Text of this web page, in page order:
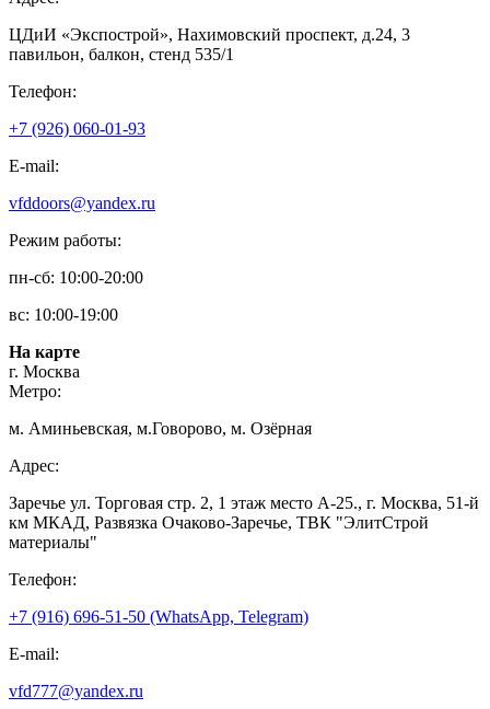
ЦДиИ «Экспострой», Нахимовский проспект, д.24, 3
павильон, балкон, стенд 535/1
Телефон:
+7 (926) 060-01-93
E-mail:
vfddoors@yandex.ru
Режим работы:
пн-сб: 10:00-20:00
вс: 10:00-19:00
На карте
г. Москва
Метро:
м. Аминьевская, м.Говорово, м. Озёрная
Адрес:
Заречье ул. Торговая стр. 2, 1 этаж место A-25., г. Москва, 51-й
км МКАД, Развязка Очаково-Заречье, ТВК "ЭлитСтрой
материалы"
Телефон:
+7 (916) 696-51-50 (WhatsApp, Telegram)
E-mail:
vfd777@yandex.ru